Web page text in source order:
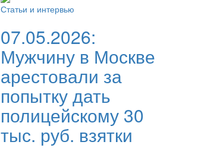
Статьи и интервью
07.05.2026:
Мужчину в Москве
арестовали за
попытку дать
полицейскому 30
тыс. руб. взятки